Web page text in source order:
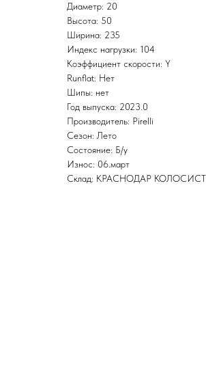
Диаметр: 20
Высота: 50
Ширина: 235
Индекс нагрузки: 104
Коэффициент скорости: Y
Runflat: Нет
Шипы: нет
Год выпуска: 2023.0
Производитель: Pirelli
Сезон: Лето
Состояние: Б/у
Износ: 06.март
Склад: КРАСНОДАР